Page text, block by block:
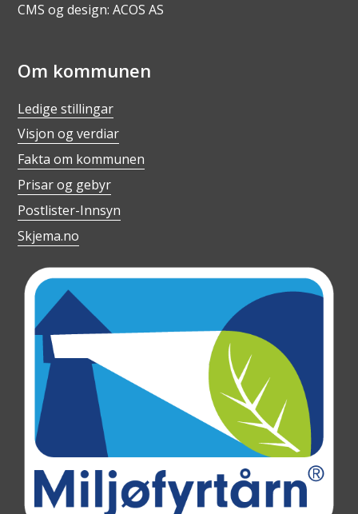
CMS og design: ACOS AS
Om kommunen
Ledige stillingar
Visjon og verdiar
Fakta om kommunen
Prisar og gebyr
Postlister-Innsyn
Skjema.no